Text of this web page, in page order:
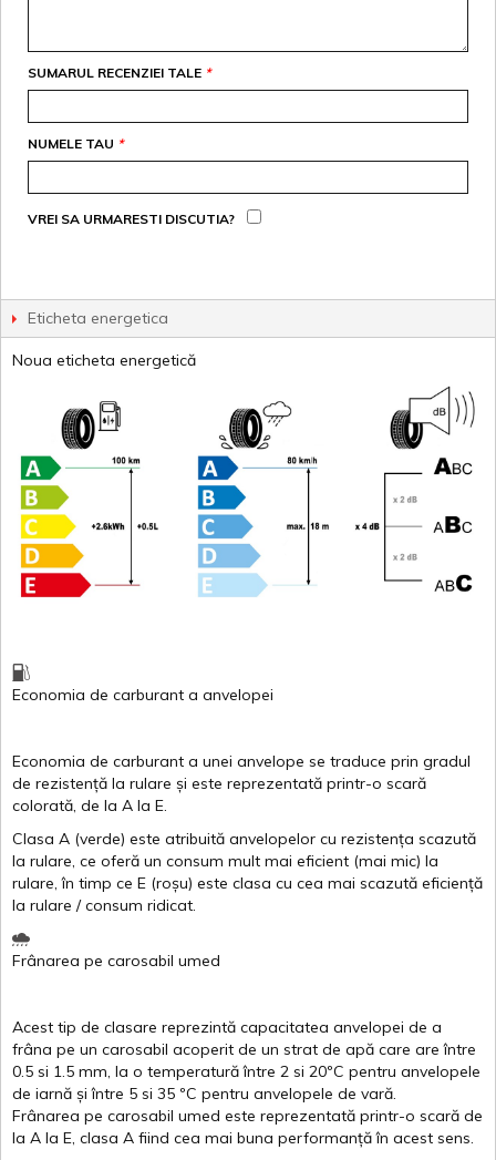
*
SUMARUL RECENZIEI TALE
*
NUMELE TAU
VREI SA URMARESTI DISCUTIA?
Eticheta energetica
Noua eticheta energetică
Economia de carburant a anvelopei
Economia de carburant a unei anvelope se traduce prin gradul
de rezistență la rulare și este reprezentată printr-o scară
colorată, de la A la E.
Clasa A (verde) este atribuită anvelopelor cu rezistența scazută
la rulare, ce oferă un consum mult mai eficient (mai mic) la
rulare,în timp ce E (roșu) este clasa cu cea mai scazută eficiență
la rulare /consum ridicat.
Frânarea pe carosabil umed
Acest tip de clasare reprezintă capacitatea anvelopei de a
frâna pe un carosabil acoperit de un strat de apă care areîntre
0.5 si 1.5 mm, la o temperatură între 2 si 20ºC pentru anvelopele
de iarnă și între 5 si 35 ºC pentru anvelopele de vară.
Frânarea pe carosabil umed este reprezentată printr-o scară de
la A la E, clasa A fiind cea mai buna performanță în acest sens.